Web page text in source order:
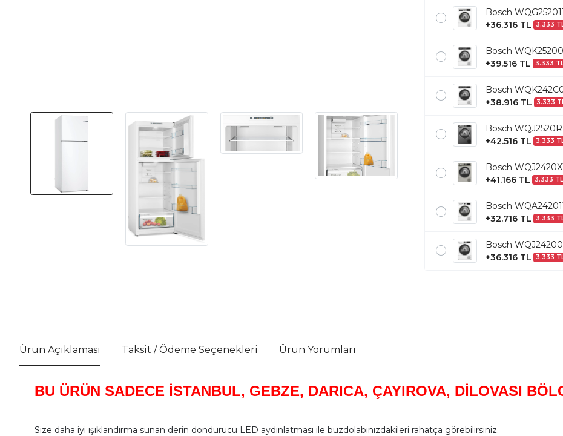
Bosch
+36.316 TL
3.333
Bosch
+39.516 TL
3.333
Bosch
+38.916 TL
3.333
Bosch
+42.516 TL
3.333
Bosch
+41.166 TL
3.333
Bosch
+32.716 TL
3.333
Bosch
+36.316 TL
3.333
Ürün Açıklaması Taksit / Ödeme Seçenekleri Ürün Yorumları
BU ÜRÜN SADECE İSTANBUL, GEBZE, DARICA, ÇAYIROVA, DİLOVASI
Size daha iyi ışıklandırma sunan derin dondurucu LED aydınlatması ile buzdolabınızdakileri rahatça görebilirsiniz.